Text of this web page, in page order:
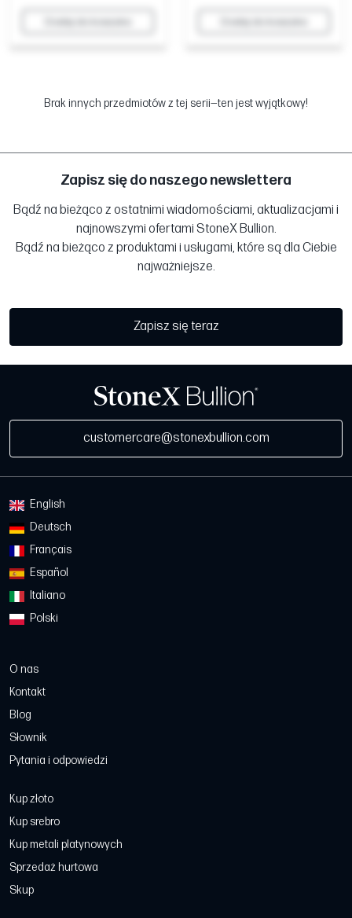
Brak innych przedmiotów z tej serii—ten jest wyjątkowy!
Zapisz się do naszego newslettera
Bądź na bieżąco z ostatnimi wiadomościami, aktualizacjami i
najnowszymi ofertami StoneX Bullion.
Bądź na bieżąco z produktami i usługami, które są dla Ciebie
najważniejsze.
Zapisz się teraz
customercare@stonexbullion.com
English
Deutsch
Français
Español
Italiano
Polski
O nas
Kontakt
Blog
Słownik
Pytania i odpowiedzi
Kup złoto
Kup srebro
Kup metali platynowych
Sprzedaż hurtowa
Skup